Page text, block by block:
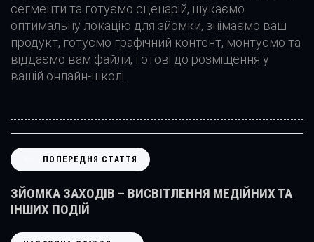
сегменти та готуємо сценарій, шукаємо
оптимальну локацію для зйомки, знімаємо ваш
продукт, готуємо графічний контент, монтуємо та
віддаємо вам файли, готові до розміщення у
вашій онлайн-школі.
П
О
П
Е
Е
ПОПЕРЕДНЯ СТАТТЯ
ЗЙОМКА ЗАХОДІВ – ВИСВІТЛЕННЯ МЕДІЙНИХ ТА
ІНШИХ ПОДІЙ